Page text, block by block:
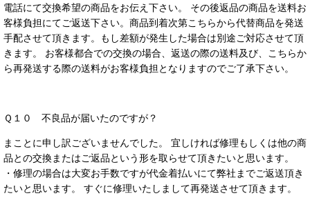
電話にて交換希望の商品をお伝え下さい。 その後返品の商品を送料お
客様負担にてご返送下さい。商品到着次第こちらから代替商品を発送
手配させて頂きます。もし差額が発生した場合は別途ご対応させて頂
きます。 お客様都合での交換の場合、返送の際の送料及び、こちらか
ら再発送する際の送料がお客様負担となりますのでご了承下さい。
Ｑ１０ 不良品が届いたのですが？
まことに申し訳ございませんでした。 宜しければ修理もしくは他の商
品との交換またはご返品という形を取らせて頂きたいと思います。
・修理の場合は大変お手数ですが代金着払いにて弊社までご返送頂き
たいと思います。 すぐに修理いたしまして再発送させて頂きます。